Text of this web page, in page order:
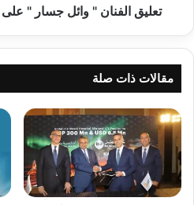
مارلين..تعليق الفنان " وائل جسار " على
مقالات ذات صلة